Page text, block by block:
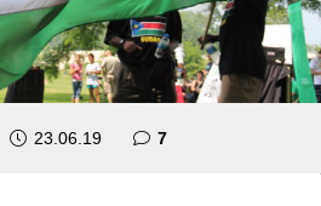
23.06.19 7komentara